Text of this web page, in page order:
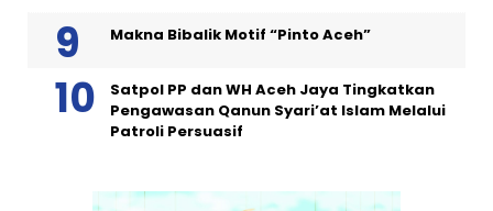
Makna Bibalik Motif “Pinto Aceh”
Satpol PP dan WH Aceh Jaya Tingkatkan
Pengawasan Qanun Syari’at Islam Melalui
Patroli Persuasif